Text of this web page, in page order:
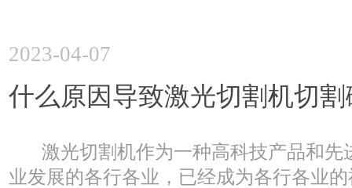
2023-04-07
什么原因导致激光切割机切
激光切割机作为一种高科技产品和先
业发展的各行各业，已经成为各行各业